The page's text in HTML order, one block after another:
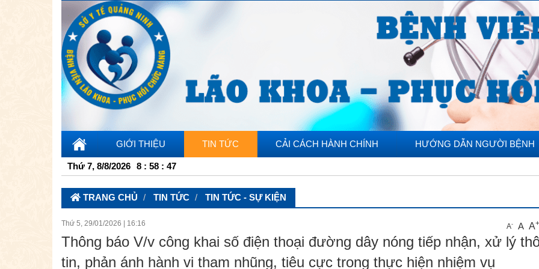
GIỚI THIỆU TIN TỨC CẢI CÁCH HÀNH CHÍNH HƯỚNG DẪN NGƯỜI BỆNH
Thứ 7, 8/8/2026 8 : 58 : 48
TRANG CHỦ TIN TỨC TIN TỨC - SỰ KIỆN
Thứ 5, 29/01/2026 | 16:16 A- A A+
Thông báo V/v công khai số điện thoại đường dây nóng tiếp nhận, xử lý
tin, phản ánh hành vi tham nhũng, tiêu cực trong thực hiện nhiệm vụ